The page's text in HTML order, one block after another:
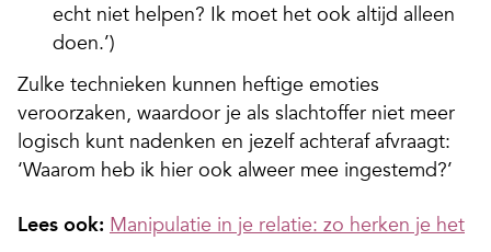
echt niet helpen? Ik moet het ook altijd alleen
doen.’)
Zulke technieken kunnen heftige emoties
veroorzaken, waardoor je als slachtoffer niet meer
logisch kunt nadenken en jezelf achteraf afvraagt:
‘Waarom heb ik hier ook alweer mee ingestemd?’
Lees ook: Manipulatie in je relatie: zo herken je het